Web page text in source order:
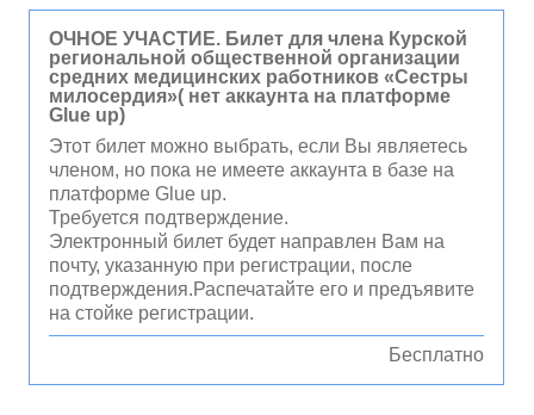
ОЧНОЕ УЧАСТИЕ. Билет для члена Курской
региональной общественной организации
средних медицинских работников «Сестры
милосердия»( нет аккаунта на платформе
Glue up)
Этот билет можно выбрать, если Вы являетесь
членом, но пока не имеете аккаунта в базе на
платформе Glue up.
Требуется подтверждение.
Электронный билет будет направлен Вам на
почту, указанную при регистрации, после
подтверждения.Распечатайте его и предъявите
на стойке регистрации.
Бесплатно